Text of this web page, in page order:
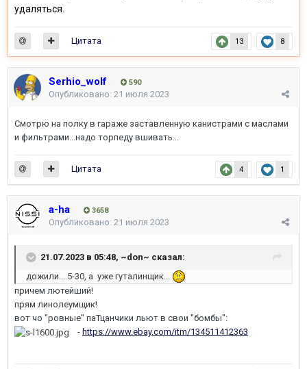
удаляться.
13 8
Цитата
Serhio_wolf 590
Опубликовано: 21 июля 2023
Смотрю на полку в гараже заставленную канистрами с маслами
и фильтрами...надо торпеду вшивать...
4 1
Цитата
a-ha 3658
Опубликовано: 21 июля 2023
21.07.2023 в 05:48, ~don~ сказал:
дожили... 5-30, а уже гуталинщик...
причем лютейший!
прям линолеумщик!
вот чо "ровные" паТцанчики льют в свои "бомбы":
- https://www.ebay.com/itm/134511412363